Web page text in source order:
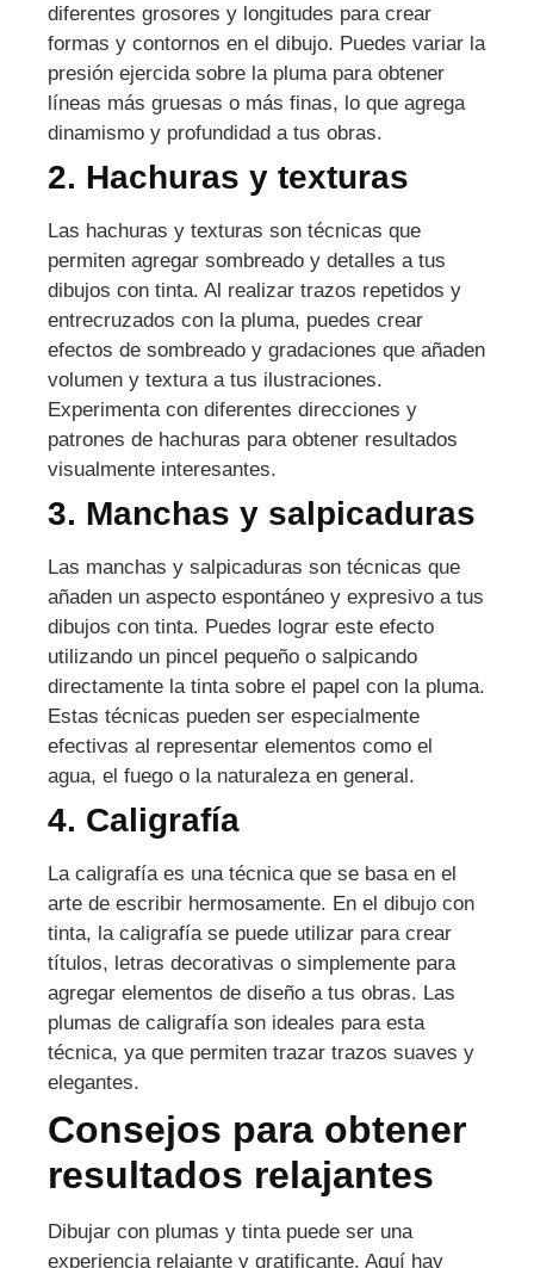
diferentes grosores y longitudes para crear
formas y contornos en el dibujo. Puedes variar la
presión ejercida sobre la pluma para obtener
líneas más gruesas o más finas, lo que agrega
dinamismo y profundidad a tus obras.
2. Hachuras y texturas
Las hachuras y texturas son técnicas que
permiten agregar sombreado y detalles a tus
dibujos con tinta. Al realizar trazos repetidos y
entrecruzados con la pluma, puedes crear
efectos de sombreado y gradaciones que añaden
volumen y textura a tus ilustraciones.
Experimenta con diferentes direcciones y
patrones de hachuras para obtener resultados
visualmente interesantes.
3. Manchas y salpicaduras
Las manchas y salpicaduras son técnicas que
añaden un aspecto espontáneo y expresivo a tus
dibujos con tinta. Puedes lograr este efecto
utilizando un pincel pequeño o salpicando
directamente la tinta sobre el papel con la pluma.
Estas técnicas pueden ser especialmente
efectivas al representar elementos como el
agua, el fuego o la naturaleza en general.
4. Caligrafía
La caligrafía es una técnica que se basa en el
arte de escribir hermosamente. En el dibujo con
tinta, la caligrafía se puede utilizar para crear
títulos, letras decorativas o simplemente para
agregar elementos de diseño a tus obras. Las
plumas de caligrafía son ideales para esta
técnica, ya que permiten trazar trazos suaves y
elegantes.
Consejos para obtener
resultados relajantes
Dibujar con plumas y tinta puede ser una
experiencia relajante y gratificante. Aquí hay